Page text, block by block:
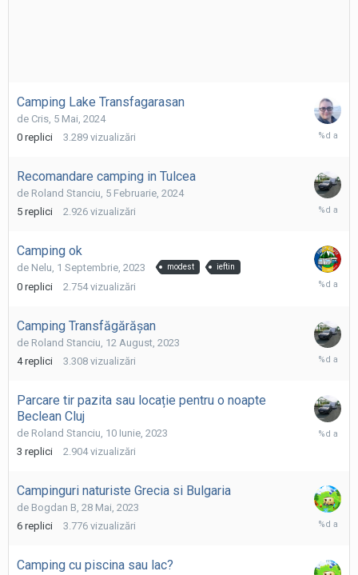
Camping Lake Transfagarasan
de Cris 5 Mai, 2024
0 replici 3.289 vizualizări
5
Recomandare camping in Tulcea
de Roland Stanciu 5 Februarie, 2024
5 replici 2.926 vizualizări
6
Camping ok
de Nelu 1 Septembrie, 2023 modest ieftin
0 replici 2.754 vizualizări
1
Camping Transfăgărășan
de Roland Stanciu 12 August, 2023
4 replici 3.308 vizualizări
13
Parcare tir pazita sau locație pentru o noapte
Beclean Cluj
de Roland Stanciu 10 Iunie, 2023
3 replici 2.904 vizualizări
11
Campinguri naturiste Grecia si Bulgaria
de Bogdan B 28 Mai, 2023
6 replici 3.776 vizualizări
29
Camping cu piscina sau lac?